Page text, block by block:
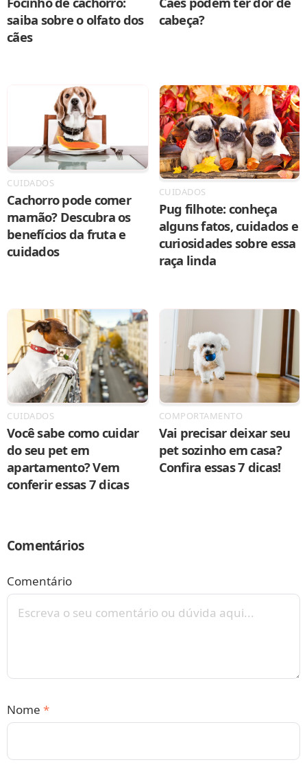
saiba sobre o olfato dos
cães
cabeça?
CUIDADOS
Cachorro pode comer
mamão? Descubra os
benefícios da fruta e
cuidados
CUIDADOS
Pug filhote: conheça
alguns fatos, cuidados e
curiosidades sobre essa
raça linda
CUIDADOS
Você sabe como cuidar
do seu pet em
apartamento? Vem
conferir essas 7 dicas
COMPORTAMENTO
Vai precisar deixar seu
pet sozinho em casa?
Confira essas 7 dicas!
Comentários
Comentário
Nome *